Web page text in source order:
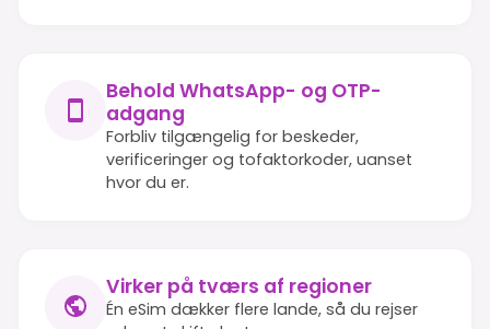
Behold WhatsApp- og OTP-
adgang
Forbliv tilgængelig for beskeder,
verificeringer og tofaktorkoder, uanset
hvor du er.
Virker på tværs af regioner
Én eSim dækker flere lande, så du rejser